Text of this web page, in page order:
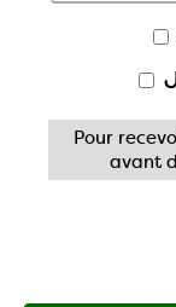
Pour
avant